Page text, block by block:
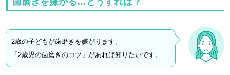
2歳の子どもが歯磨きを嫌がります。
「2歳児の歯磨きのコツ」があれば知りたいです。